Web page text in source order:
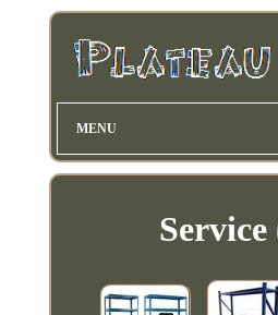
MENU
Service